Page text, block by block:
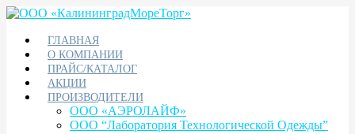
ГЛАВНАЯ
О КОМПАНИИ
ПРАЙС/КАТАЛОГ
АКЦИИ
ПРОИЗВОДИТЕЛИ
ООО «АЭРОЛАЙФ»
ООО “Лаборатория Технологической Одежды”